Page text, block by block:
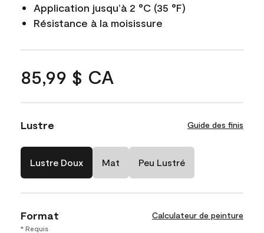
Application jusqu’à 2 °C (35 °F)
Résistance à la moisissure
85,99 $ CA
Lustre Guide des finis
Lustre Doux Mat Peu Lustré
Format Calculateur de peinture
* Requis